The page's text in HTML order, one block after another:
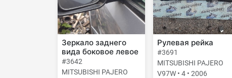
Зеркало заднего
вида боковое левое
#3642
MITSUBISHI PAJERO
Рулевая рейка
#3691
MITSUBISHI PAJERO
V97W • 4 • 2006